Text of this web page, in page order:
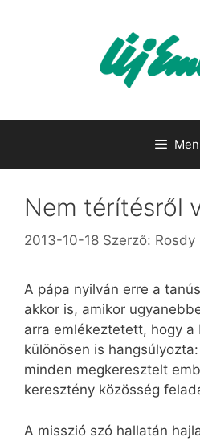
Nem térítésről
2013-10-18 Szerző: Rosdy
A pápa nyilván erre a
akkor is, amikor
arra emlékeztetett, hogy a
különösen is
minden megkeresztelt
keresztény közösség
A misszió szó hallatán